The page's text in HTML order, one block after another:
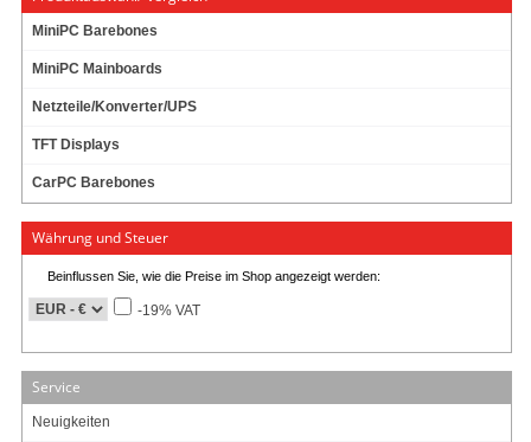
MiniPC Barebones
MiniPC Mainboards
Netzteile/Konverter/UPS
TFT Displays
CarPC Barebones
Währung und Steuer
Beinflussen Sie, wie die Preise im Shop angezeigt werden:
-19% VAT
Service
Neuigkeiten